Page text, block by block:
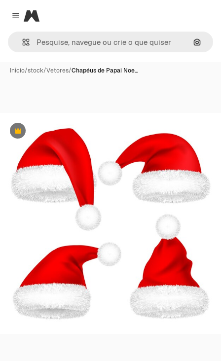
Close menu
Magnific
Início/stock/Vetores/Chapéus de Papai Noe…
Premium